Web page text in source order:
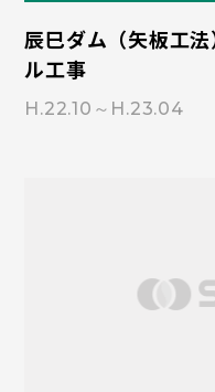
辰巳ダム（矢板工
ル工事
H.22.10～H.23.04